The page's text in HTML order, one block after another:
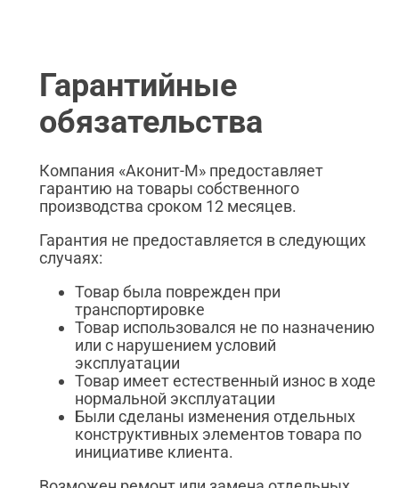
Гарантийные
обязательства
Компания «Аконит-М» предоставляет
гарантию на товары собственного
производства сроком 12 месяцев.
Гарантия не предоставляется в следующих
случаях:
Товар была поврежден при
транспортировке
Товар использовался не по назначению
или с нарушением условий
эксплуатации
Товар имеет естественный износ в ходе
нормальной эксплуатации
Были сделаны изменения отдельных
конструктивных элементов товара по
инициативе клиента.